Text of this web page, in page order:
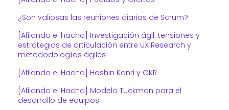
¿Son valiosas las reuniones diarias de Scrum?
[Afilando el hacha] Investigación ágil: tensiones y
estrategias de articulación entre UX Research y
metododologías ágiles
[Afilando el Hacha] Hoshin Kanri y OKR
[Afilando el Hacha] Modelo Tuckman para el
desarrollo de equipos